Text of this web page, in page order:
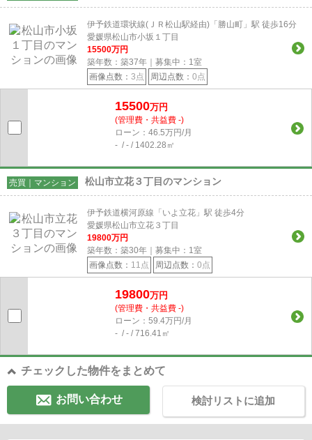
伊予鉄道環状線(ＪＲ松山駅経由)「勝山町」駅 徒歩16分
愛媛県松山市小坂１丁目
15500万円
築年数：築37年｜募集中： 1室
画像点数： 3点 周辺点数： 0点
15500万円
(管理費・共益費 -)
ローン：46.5万円/月
- / - / 1402.28㎡
売買｜マンション 松山市立花３丁目のマンション
伊予鉄道横河原線「いよ立花」駅 徒歩4分
愛媛県松山市立花３丁目
19800万円
築年数：築30年｜募集中： 1室
画像点数： 11点 周辺点数： 0点
19800万円
(管理費・共益費 -)
ローン：59.4万円/月
- / - / 716.41㎡
チェックした物件をまとめて
お問い合わせ 検討リストに追加